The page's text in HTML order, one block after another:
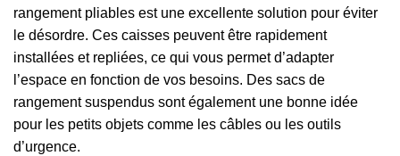
rangement pliables est une excellente solution pour éviter
le désordre. Ces caisses peuvent être rapidement
installées et repliées, ce qui vous permet d’adapter
l’espace en fonction de vos besoins. Des sacs de
rangement suspendus sont également une bonne idée
pour les petits objets comme les câbles ou les outils
d’urgence.